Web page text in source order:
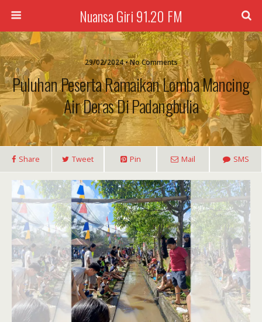
Nuansa Giri 91.20 FM
29/02/2024 • No Comments
Puluhan Peserta Ramaikan Lomba Mancing
Air Deras Di Padangbulia
Share Tweet Pin Mail SMS